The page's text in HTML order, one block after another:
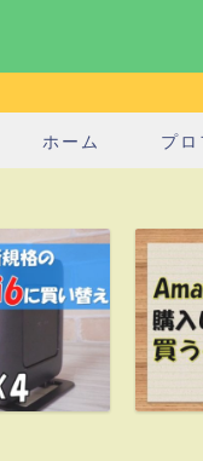
ホーム プ